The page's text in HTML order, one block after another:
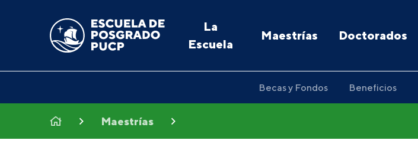
La
Escuela
Maestrías Doctorados
Becas y Fondos Beneficios
Maestrías